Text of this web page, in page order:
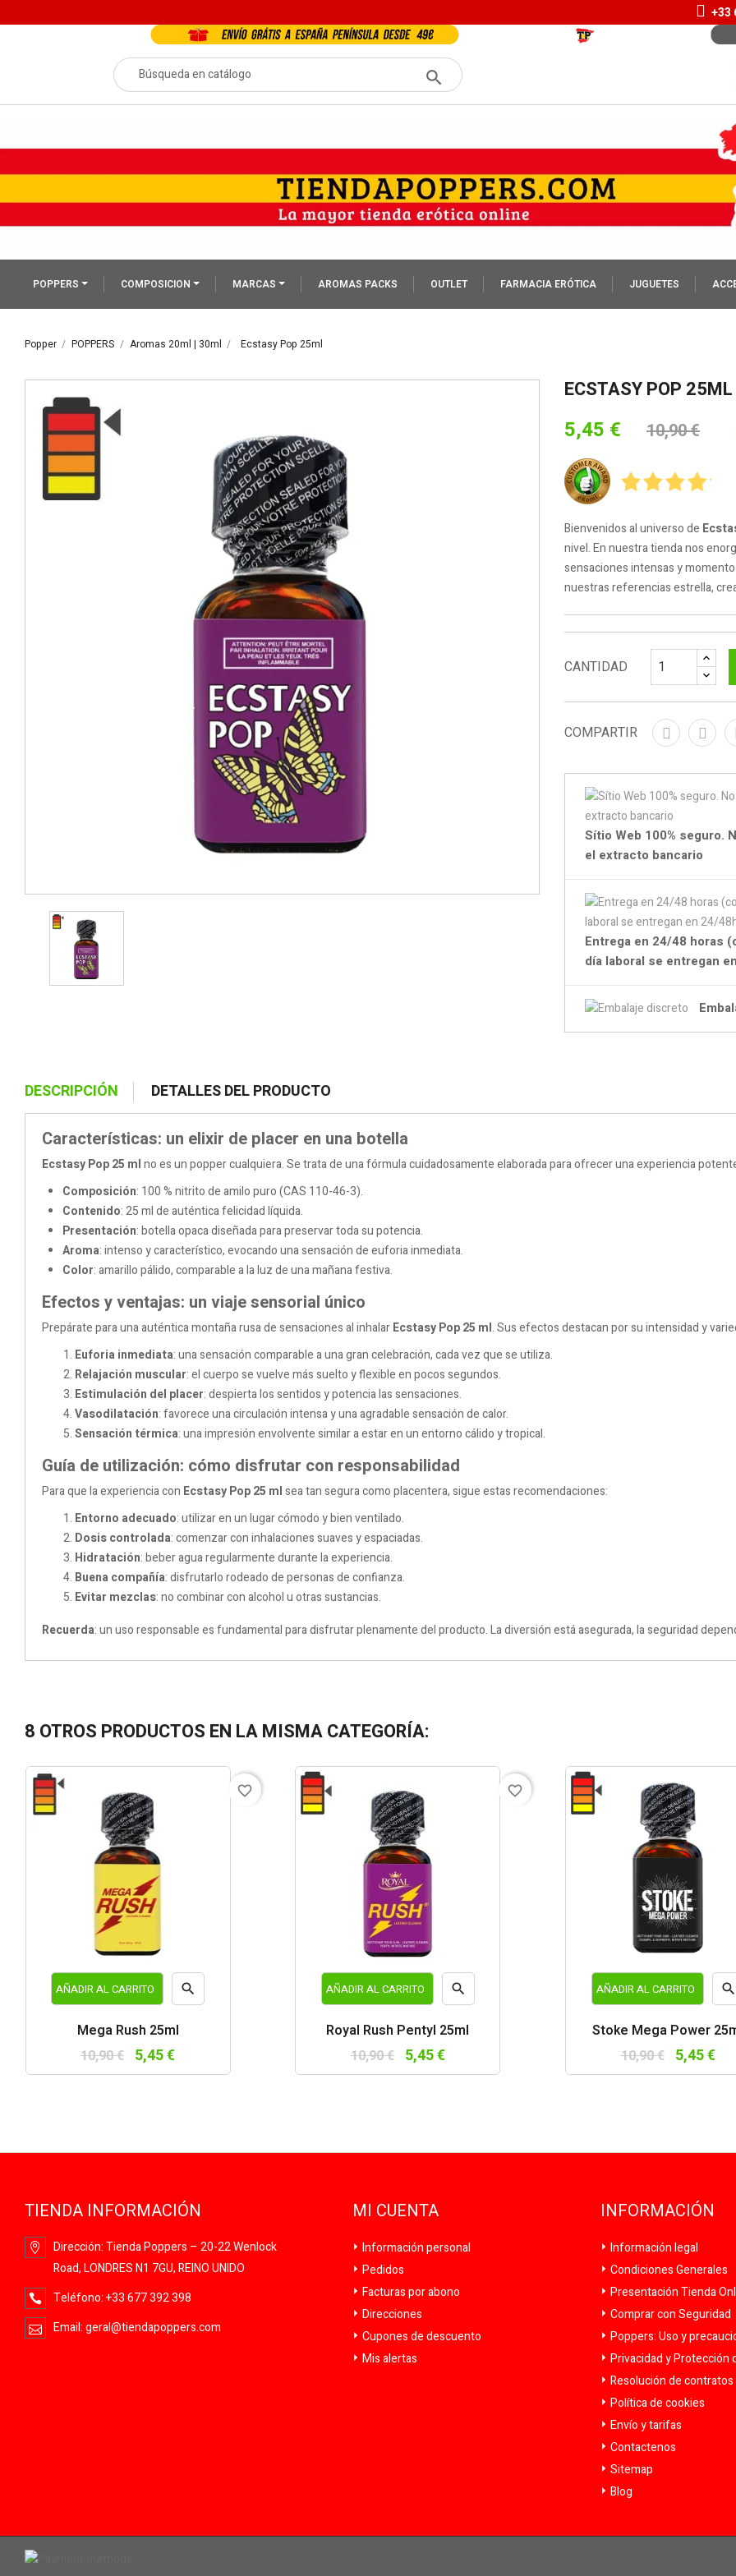
+33
POPPERS COMPOSICION MARCAS AROMAS PACKS OUTLET FARMACIA ERÓTICA JUGUETES
Popper POPPERS Aromas 20ml | 30ml Ecstasy Pop 25ml
ECSTASY POP 25ML
5,45 € 10,90 €
Bienvenidos al universo de
nivel. En nuestra tienda nos
sensaciones intensas y
nuestras referencias estrella,
CANTIDAD
COMPARTIR
Sítio Web 100% seguro.
el extracto bancario
Entrega en 24/48 horas
día laboral se entregan
DESCRIPCIÓN DETALLES DEL PRODUCTO
Características: un elixir de placer en una botella
Ecstasy Pop 25 mlno es un popper cualquiera. Se trata de una fórmula cuidadosamente elaborada para ofrecer una experiencia
Composición: 100 % nitrito de amilo puro (CAS 110-46-3).
Contenido: 25 ml de auténtica felicidad líquida.
Presentación: botella opaca diseñada para preservar toda su potencia.
Aroma: intenso y característico, evocando una sensación de euforia inmediata.
Color: amarillo pálido, comparable a la luz de una mañana festiva.
Efectos y ventajas: un viaje sensorial único
Prepárate para una auténtica montaña rusa de sensaciones al inhalarEcstasy Pop 25 ml. Sus efectos destacan por su intensidad y
Euforia inmediata: una sensación comparable a una gran celebración, cada vez que se utiliza.
Relajación muscular: el cuerpo se vuelve más suelto y flexible en pocos segundos.
Estimulación del placer: despierta los sentidos y potencia las sensaciones.
Vasodilatación: favorece una circulación intensa y una agradable sensación de calor.
Sensación térmica: una impresión envolvente similar a estar en un entorno cálido y tropical.
Guía de utilización: cómo disfrutar con responsabilidad
Para que la experiencia con Ecstasy Pop 25 mlsea tan segura como placentera, sigue estas recomendaciones:
Entorno adecuado: utilizar en un lugar cómodo y bien ventilado.
Dosis controlada: comenzar con inhalaciones suaves y espaciadas.
Hidratación: beber agua regularmente durante la experiencia.
Buena compañía: disfrutarlo rodeado de personas de confianza.
Evitar mezclas: no combinar con alcohol u otras sustancias.
Recuerda: un uso responsable es fundamental para disfrutar plenamente del producto. La diversión está asegurada, la seguridad
8 OTROS PRODUCTOS EN LA MISMA CATEGORÍA:
AÑADIR AL CARRITO 
rápida
Mega Rush 25ml
10,90 € 5,45 €
favorite_border
AÑADIR AL CARRITO 
rápida
Royal Rush Pentyl 25ml
10,90 € 5,45 €
favorite_border
AÑADIR AL CARRITO 
rápida
Stoke Mega Power
10,90 €
5,45 €
TIENDA INFORMACIÓN
Dirección:Tienda Poppers – 20-22 Wenlock
Road, LONDRES N1 7GU, REINO UNIDO
Teléfono:+33 677 392 398
Email:geral@tiendapoppers.com
MI CUENTA
Información personal
Pedidos
Facturas por abono
Direcciones
Cupones de descuento
Mis alertas
INFORMACIÓN
Información legal
Condiciones Generales
Presentación Tienda
Comprar con Seguridad
Poppers: Uso y
Privacidad y Protección
Resolución de
Política de cookies
Envío y tarifas
Contactenos
Sitemap
Blog